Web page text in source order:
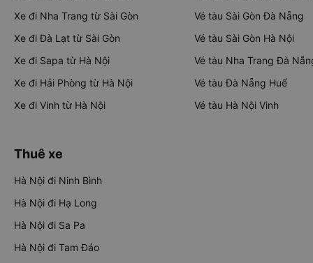
Xe đi Nha Trang từ Sài Gòn
Xe đi Đà Lạt từ Sài Gòn
Xe đi Sapa từ Hà Nội
Xe đi Hải Phòng từ Hà Nội
Xe đi Vinh từ Hà Nội
Vé tàu Sài Gòn Đà Nẵng
Vé tàu Sài Gòn Hà Nội
Vé tàu Nha Trang Đà
Vé tàu Đà Nẵng Huế
Vé tàu Hà Nội Vinh
Thuê xe
Hà Nội đi Ninh Bình
Hà Nội đi Hạ Long
Hà Nội đi Sa Pa
Hà Nội đi Tam Đảo